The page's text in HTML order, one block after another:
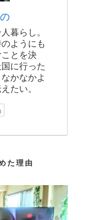
暮らし。
ようにも
とを決
に行った
かなかよ
たい。
た理由